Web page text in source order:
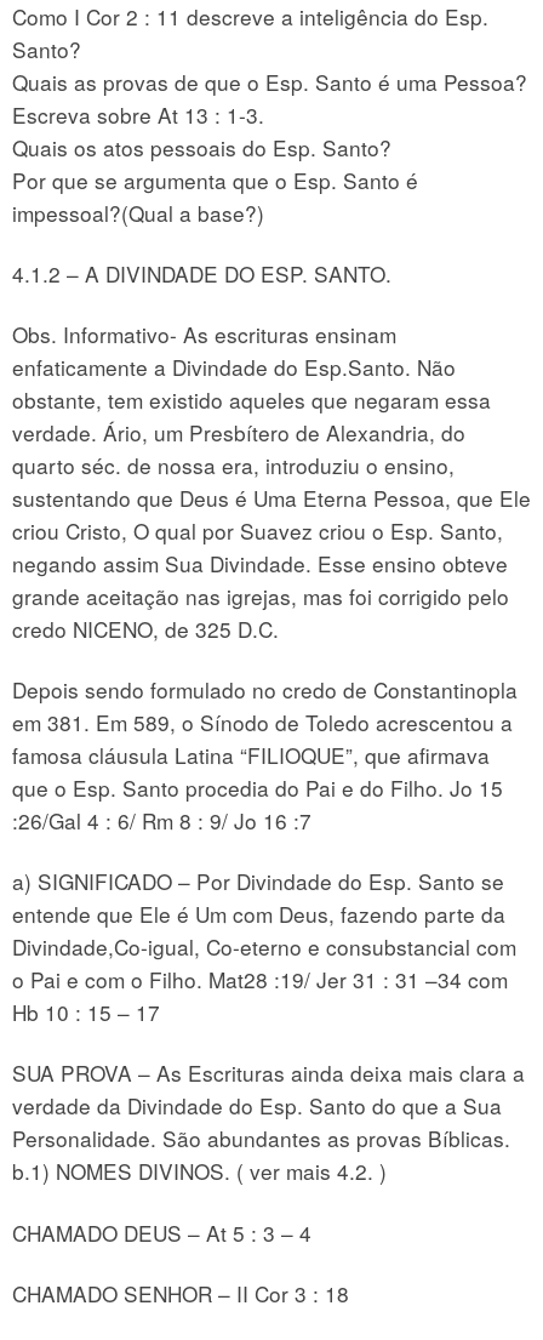
Como I Cor 2 : 11 descreve a inteligência do Esp.
Santo?
Quais as provas de que o Esp. Santo é uma Pessoa?
Escreva sobre At 13 : 1-3.
Quais os atos pessoais do Esp. Santo?
Por que se argumenta que o Esp. Santo é
impessoal?(Qual a base?)
4.1.2 – A DIVINDADE DO ESP. SANTO.
Obs. Informativo- As escrituras ensinam
enfaticamente a Divindade do Esp.Santo. Não
obstante, tem existido aqueles que negaram essa
verdade. Ário, um Presbítero de Alexandria, do
quarto séc. de nossa era, introduziu o ensino,
sustentando que Deus é Uma Eterna Pessoa, que Ele
criou Cristo, O qual por Suavez criou o Esp. Santo,
negando assim Sua Divindade. Esse ensino obteve
grande aceitação nas igrejas, mas foi corrigido pelo
credo NICENO, de 325 D.C.
Depois sendo formulado no credo de Constantinopla
em 381. Em 589, o Sínodo de Toledo acrescentou a
famosa cláusula Latina “FILIOQUE”, que afirmava
que o Esp. Santo procedia do Pai e do Filho. Jo 15
:26/Gal 4 : 6/ Rm 8 : 9/ Jo 16 :7
a) SIGNIFICADO – Por Divindade do Esp. Santo se
entende que Ele é Um com Deus, fazendo parte da
Divindade,Co-igual, Co-eterno e consubstancial com
o Pai e com o Filho. Mat28 :19/ Jer 31 : 31 –34 com
Hb 10 : 15 – 17
SUA PROVA – As Escrituras ainda deixa mais clara a
verdade da Divindade do Esp. Santo do que a Sua
Personalidade. São abundantes as provas Bíblicas.
b.1) NOMES DIVINOS. ( ver mais 4.2. )
CHAMADO DEUS – At 5 : 3 – 4
CHAMADO SENHOR – II Cor 3 : 18